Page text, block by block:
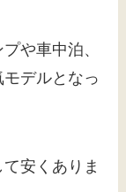
や車中泊、
デルとなっ
安くありま